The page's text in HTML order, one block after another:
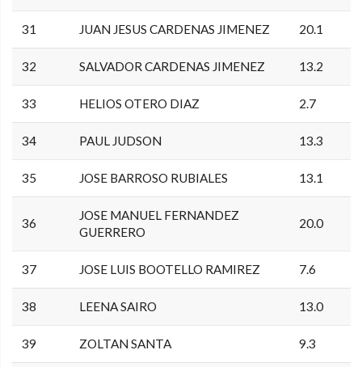
31 JUAN JESUS CARDENAS JIMENEZ 20.1
32 SALVADOR CARDENAS JIMENEZ 13.2
33 HELIOS OTERO DIAZ 2.7
34 PAUL JUDSON 13.3
35 JOSE BARROSO RUBIALES 13.1
36
JOSE MANUEL FERNANDEZ
GUERRERO
20.0
37 JOSE LUIS BOOTELLO RAMIREZ 7.6
38 LEENA SAIRO 13.0
39 ZOLTAN SANTA 9.3